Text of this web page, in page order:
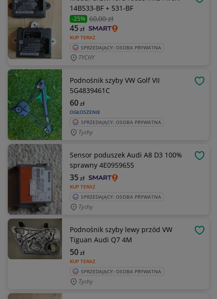
14B533-BF + 531-BF
-25% 60,00 zł
KUP TERAZ
45zł
SPRZEDAJĄCY: OSOBA PRYWATNA
TYCHY
Podnośnik szyby VW Golf VII
5G4839461C
OGŁOSZENIE
60zł
SPRZEDAJĄCY: OSOBA PRYWATNA
Tychy
Sensor poduszek Audi A8 D3 100%
sprawny 4E0959655
KUP TERAZ
35zł
SPRZEDAJĄCY: OSOBA PRYWATNA
Tychy
Podnośnik szyby lewy przód VW
Tiguan Audi Q7 4M
KUP TERAZ
50zł
SPRZEDAJĄCY: OSOBA PRYWATNA
Tychy